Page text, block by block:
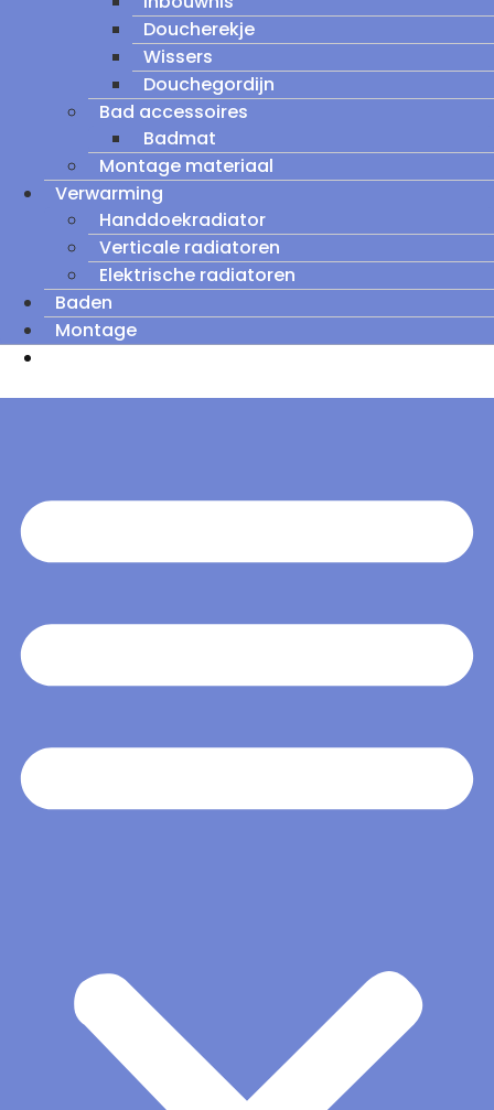
Doucherekje
Wissers
Douchegordijn
Bad accessoires
Badmat
Montage materiaal
Verwarming
Handdoekradiator
Verticale radiatoren
Elektrische radiatoren
Baden
Montage